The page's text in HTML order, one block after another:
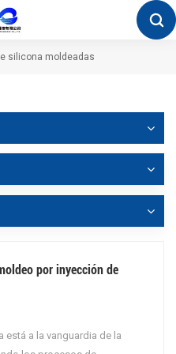
silicona moldeadas
por inyección de
a la vanguardia de la